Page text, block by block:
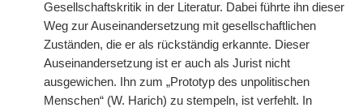
Gesellschaftskritik in der Literatur. Dabei führte ihn dieser
Weg zur Auseinandersetzung mit gesellschaftlichen
Zuständen, die er als rückständig erkannte. Dieser
Auseinandersetzung ist er auch als Jurist nicht
ausgewichen. Ihn zum „Prototyp des unpolitischen
Menschen“ (W. Harich) zu stempeln, ist verfehlt. In